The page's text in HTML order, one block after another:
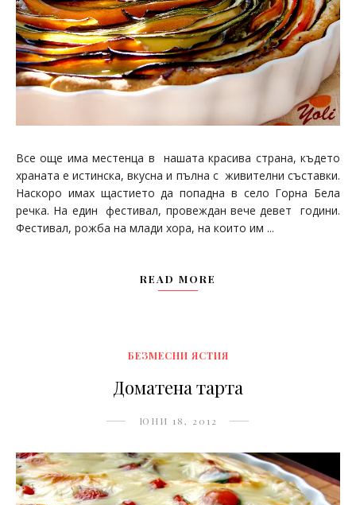
Все още има местенца в нашата красива страна, където
храната е истинска, вкусна и пълна с живителни съставки.
Наскоро имах щастието да попадна в село Горна Бела
речка. На един фестивал, провеждан вече девет години.
Фестивал, рожба на млади хора, на които им ...
READ MORE
БЕЗМЕСНИ ЯСТИЯ
Доматена тарта
ЮНИ 18, 2012